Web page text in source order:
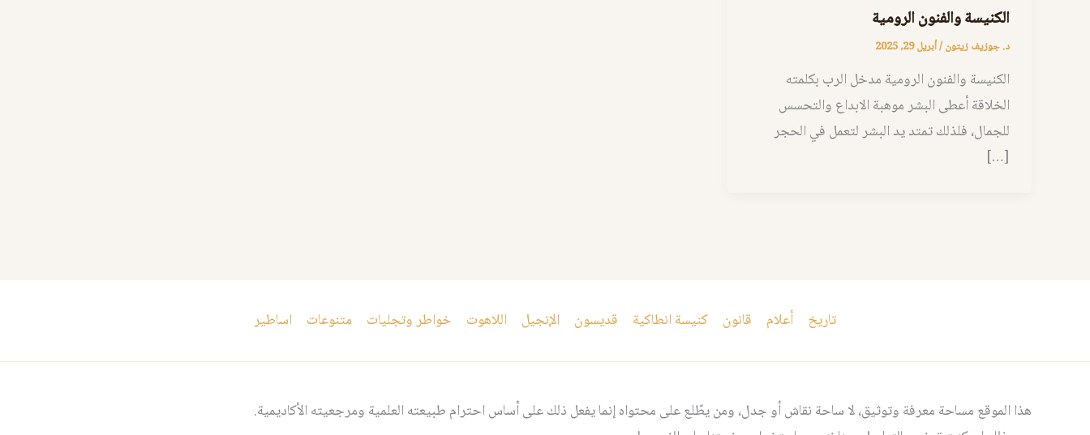
الكنيسة والفنون الرومية
د. جوزيف زيتون/أبريل 29, 2025
الكنيسة والفنون الرومية مدخل الرب بكلمته
الخلاقة أعطى البشر موهبة الابداع والتحسس
للجمال، فلذلك تمتد يد البشر لتعمل في الحجر
[…]
تاريخ أعلام قانون كنيسة انطاكية قديسون الإنجيل اللاهوت خواطر وتجليات متنوعات اساطير
هذا الموقع مساحة معرفة وتوثيق، لا ساحة نقاش أو جدل، ومن يطّلع على محتواه إنما يفعل ذلك على أساس احترام طبيعته العلمية ومرجعيته الأكاديمية.